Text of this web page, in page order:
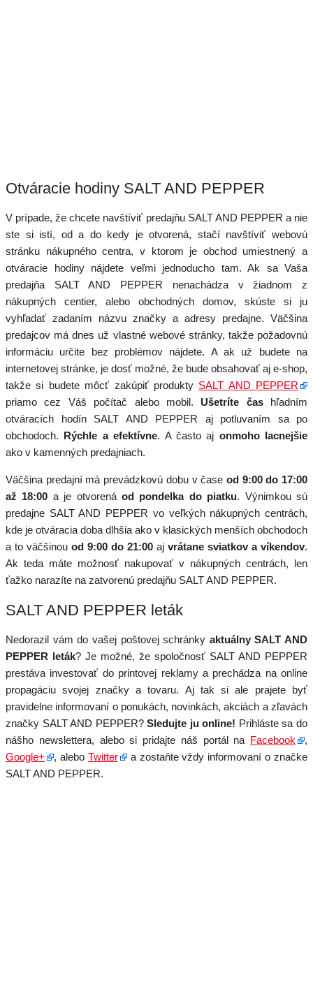
Otváracie hodiny SALT AND PEPPER
V prípade, že chcete navštíviť predajňu SALT AND PEPPER a nie
ste si istí, od a do kedy je otvorená, stačí navštíviť webovú
stránku nákupného centra, v ktorom je obchod umiestnený a
otváracie hodiny nájdete veľmi jednoducho tam. Ak sa Vaša
predajňa SALT AND PEPPER nenachádza v žiadnom z
nákupných centier, alebo obchodných domov, skúste si ju
vyhľadať zadaním názvu značky a adresy predajne. Väčšina
predajcov má dnes už vlastné webové stránky, takže požadovnú
informáciu určite bez problémov nájdete. A ak už budete na
internetovej stránke, je dosť možné, že bude obsahovať aj e-shop,
takže si budete môcť zakúpiť produkty SALT AND PEPPER
priamo cez Váš počítač alebo mobil. Ušetríte čashľadním
otváracích hodín SALT AND PEPPER aj potluvaním sa po
obchodoch. Rýchle a efektívne. A často aj onmoho lacnejšie
ako v kamenných predajniach.
Väčšina predajní má prevádzkovú dobu v čase od 9:00 do 17:00
až 18:00 a je otvorenáod pondelka do piatku. Výnimkou sú
predajne SALT AND PEPPER vo veľkých nákupných centrách,
kde je otváracia doba dlhšia ako v klasických menších obchodoch
a to väčšinou od 9:00 do 21:00 aj vrátane sviatkov a víkendov.
Ak teda máte možnosť nakupovať v nákupných centrách, len
ťažko narazíte na zatvorenú predajňu SALT AND PEPPER.
SALT AND PEPPER leták
Nedorazil vám do vašej poštovej schránky aktuálny SALT AND
PEPPER leták? Je možné, že spoločnosť SALT AND PEPPER
prestáva investovať do printovej reklamy a prechádza na online
propagáciu svojej značky a tovaru. Aj tak si ale prajete byť
pravidelne informovaní o ponukách, novinkách, akciách a zľavách
značky SALT AND PEPPER?Sledujte ju online! Prihláste sa do
nášho newslettera, alebo si pridajte náš portál na Facebook
,
Google+
, alebo Twitter
a zostaňte vždy informovaní o značke
SALT AND PEPPER.